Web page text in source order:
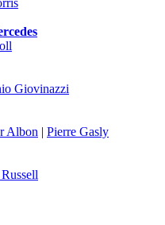
Giovinazzi
Albon | Pierre Gasly